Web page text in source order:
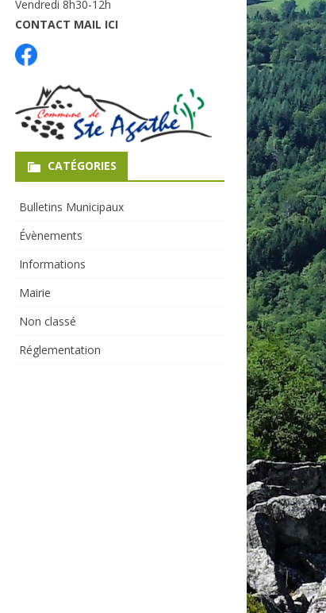
Vendredi 8h30-12h
CONTACT MAIL ICI
CATÉGORIES
Bulletins Municipaux
Évènements
Informations
Mairie
Non classé
Réglementation